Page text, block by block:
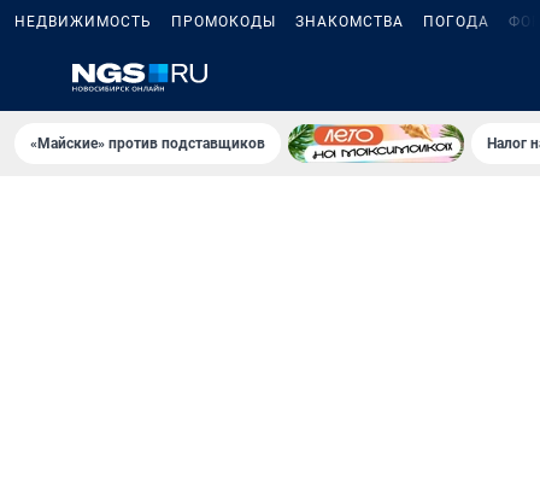
НЕДВИЖИМОСТЬ ПРОМОКОДЫ ЗНАКОМСТВА ПОГОДА
«Майские» против подставщиков Налог